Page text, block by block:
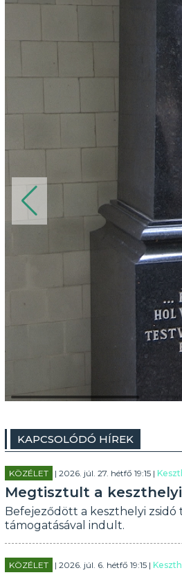
KAPCSOLÓDÓ HÍREK
KÖZÉLET | 2026. júl. 27. hétfő 19:15 |
Megtisztult a
Befejeződött a keszthelyi zsidó
támogatásával indult.
KÖZÉLET | 2026. júl. 6. hétfő 19:15 |